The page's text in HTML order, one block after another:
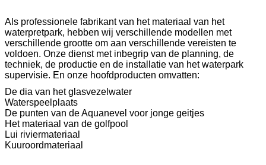
Als professionele fabrikant van het materiaal van het
waterpretpark, hebben wij verschillende modellen met
verschillende grootte om aan verschillende vereisten te
voldoen. Onze dienst met inbegrip van de planning, de
techniek, de productie en de installatie van het waterpark
supervisie. En onze hoofdproducten omvatten:
De dia van het glasvezelwater
Waterspeelplaats
De punten van de Aquanevel voor jonge geitjes
Het materiaal van de golfpool
Lui riviermateriaal
Kuuroordmateriaal